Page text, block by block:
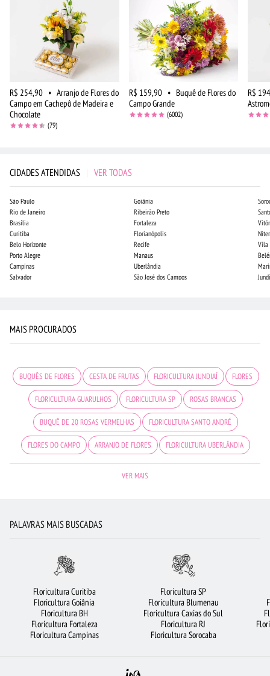
R$ 254,90 • Arranjo de Flores do
Campo em Cachepô de Madeira e
Chocolate
(79)
R$ 159,90 • Buquê de Flores do
Campo Grande
(6002)
R$
CIDADES ATENDIDAS | VER TODAS
São Paulo
Rio de Janeiro
Brasília
Curitiba
Belo Horizonte
Porto Alegre
Campinas
Salvador
Goiânia
Ribeirão Preto
Fortaleza
Florianópolis
Recife
Manaus
Uberlândia
São José dos Campos
Vila
MAIS PROCURADOS
BUQUÊS DE FLORES CESTA DE FRUTAS FLORICULTURA JUNDIAÍ FLORES
FLORICULTURA GUARULHOS FLORICULTURA SP ROSAS BRANCAS
BUQUÊ DE 20 ROSAS VERMELHAS FLORICULTURA SANTO ANDRÉ
FLORES DO CAMPO ARRANJO DE FLORES FLORICULTURA UBERLÂNDIA
FLORICULTURA SÃO BERNARDO DO CAMPO FLORES VERMELHAS
FLORICULTURA BARUERI FLORES COLORIDAS CESTA DE CAFÉ DA MANHÃ
FLORICULTURA GOIÂNIA FLORICULTURA CAMPINAS
FLORICULTURA PORTO ALEGRE
VER MAIS
PALAVRAS MAIS BUSCADAS
Floricultura Curitiba
Floricultura Goiânia
Floricultura BH
Floricultura Fortaleza
Floricultura Campinas
Floricultura SP
Floricultura Blumenau
Floricultura Caxias do Sul
Floricultura RJ
Floricultura Sorocaba